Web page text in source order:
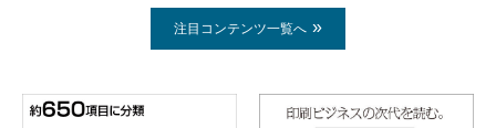
注目コンテンツ一覧へ